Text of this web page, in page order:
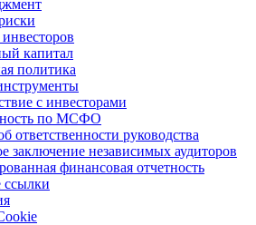
капитал
политика
с инвеcторами
по МСФО
ответственности руководства
заключение независимых аудиторов
финансовая отчетность
ссылки